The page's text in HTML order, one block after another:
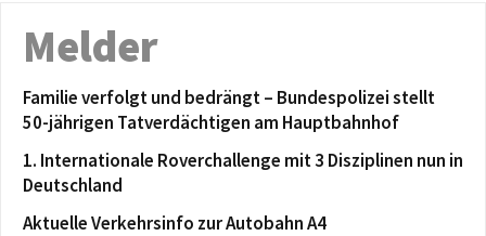
Melder
Familie verfolgt und bedrängt – Bundespolizei stellt
50-jährigen Tatverdächtigen am Hauptbahnhof
1. Internationale Roverchallenge mit 3 Disziplinen nun in
Deutschland
Aktuelle Verkehrsinfo zur Autobahn A4